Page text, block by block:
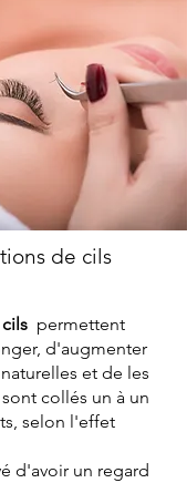
de cils
permettent
d'augmenter
et de les
collés un à un
selon l'effet
d'avoir un regard